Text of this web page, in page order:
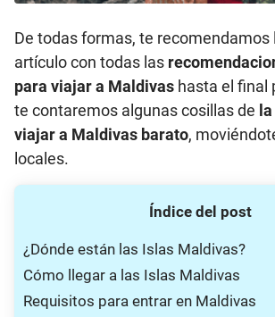
De todas formas, te recomendamos
artículo con todas las
para viajar a Maldivas hasta el final
te contaremos algunas cosillas de
viajar a Maldivas barato,
locales.
Índice del post
¿Dónde están las Islas Maldivas?
Cómo llegar a las Islas Maldivas
Requisitos para entrar en Maldivas